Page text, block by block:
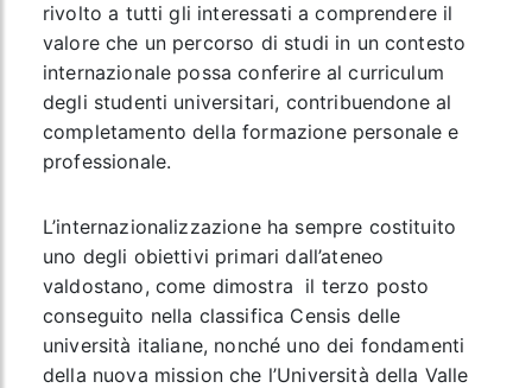
rivolto a tutti gli interessati a comprendere il
valore che un percorso di studi in un contesto
internazionale possa conferire al curriculum
degli studenti universitari, contribuendone al
completamento della formazione personale e
professionale.
L’internazionalizzazione ha sempre costituito
uno degli obiettivi primari dall’ateneo
valdostano, come dimostra il terzo posto
conseguito nella classifica Censis delle
università italiane, nonché uno dei fondamenti
della nuova mission che l’Università della Valle